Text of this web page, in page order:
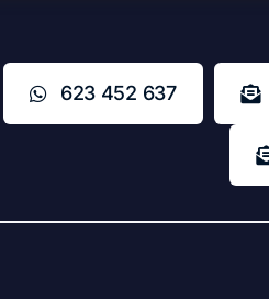
623 452 637